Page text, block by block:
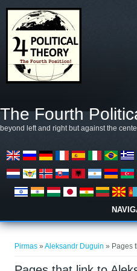
The Fourth
beyond left and right but against the
Pirmas »Aleksandr Duguin» Pages